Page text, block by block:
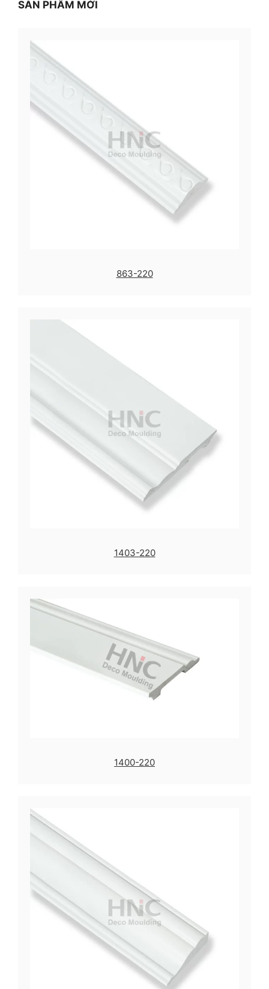
SẢN PHẨM MỚI
863-220
1403-220
1400-220